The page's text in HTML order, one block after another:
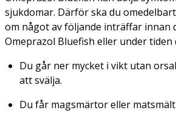
sjukdomar. Därför ska du
om något av följande inträffar innan
Omeprazol Bluefish eller under tiden
Du går ner mycket i vikt utan
att svälja.
Du får magsmärtor eller